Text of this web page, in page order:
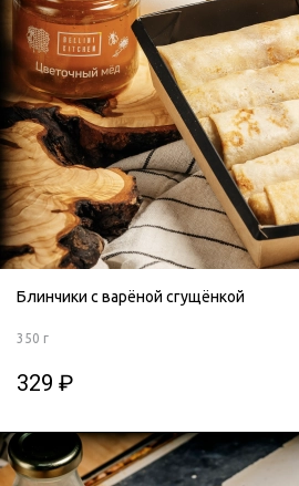
Блинчики с варёной сгущёнкой
350 г
329 ₽